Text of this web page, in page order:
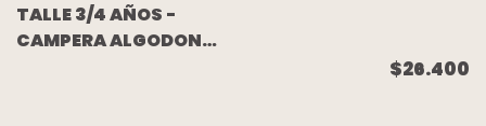
TALLE 3/4 AÑOS -
CAMPERA ALGODON
$26.400